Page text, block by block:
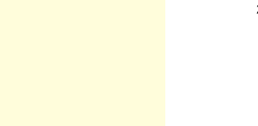
EXCO-